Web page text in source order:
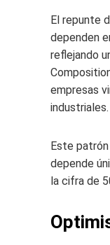
El repunte
dependen
reflejando
empresas
industriales.
Este
depende
la cifra de